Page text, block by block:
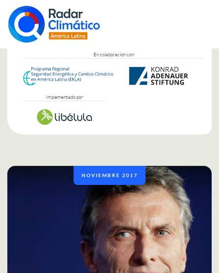
En colaboración con
Implementado por
NOVIEMBRE 2017